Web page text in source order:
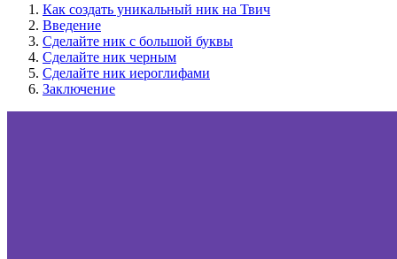
Как создать уникальный ник на Твич
Введение
Сделайте ник с большой буквы
Сделайте ник черным
Сделайте ник иероглифами
Заключение